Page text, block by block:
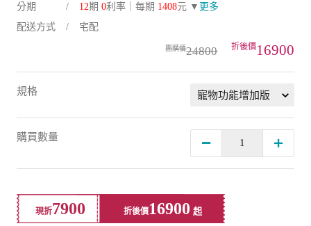
分期
12期 0利率｜每期 1408元 ▼ 更多
配送方式
宅配
24800 16900
規格
購買數量
現折7900 折後價16900